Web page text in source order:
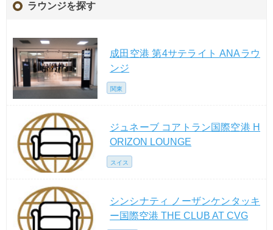
ラウンジを探す
成田空港 第4サテライト ANAラウ
ンジ
関東
ジュネーブ コアトラン国際空港 H
ORIZON LOUNGE
スイス
シンシナティ ノーザンケンタッキ
ー国際空港 THE CLUB AT CVG